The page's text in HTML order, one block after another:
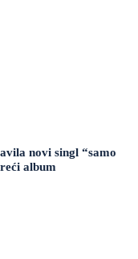
novi singl “samo
album